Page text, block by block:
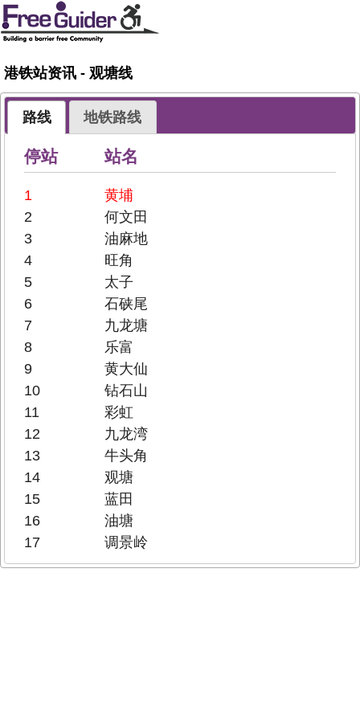
港铁站资讯 - 观塘线
路线 地铁路线
停站 站名
1
黄埔
2
何文田
3
油麻地
4
旺角
5
太子
6
石硖尾
7
九龙塘
8
乐富
9
黄大仙
10
钻石山
11
彩虹
12
九龙湾
13
牛头角
14
观塘
15
蓝田
16
油塘
17
调景岭